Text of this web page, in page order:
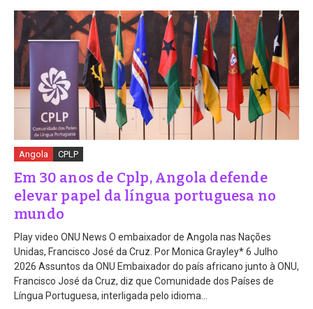
Angola CPLP
Em 30 anos de Cplp, Angola defende
elevar papel da língua portuguesa no
mundo
Play video ONU News O embaixador de Angola nas Nações
Unidas, Francisco José da Cruz. Por Monica Grayley* 6 Julho
2026 Assuntos da ONU Embaixador do país africano junto à ONU,
Francisco José da Cruz, diz que Comunidade dos Países de
Língua Portuguesa, interligada pelo idioma...